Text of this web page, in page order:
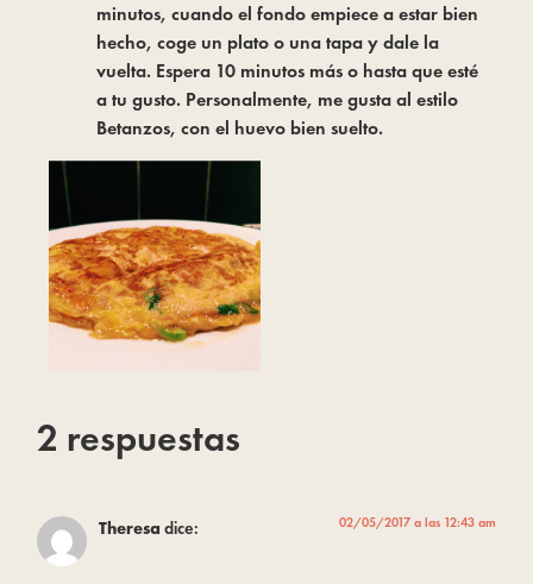
minutos, cuando el fondo empiece a estar bien
hecho, coge un plato o una tapa y dale la
vuelta. Espera 10 minutos más o hasta que esté
a tu gusto. Personalmente, me gusta al estilo
Betanzos, con el huevo bien suelto.
2 respuestas
Theresa dice: 02/05/2017 a las 12:43 am